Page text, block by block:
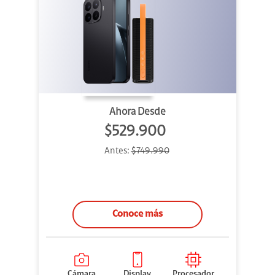
Ahora Desde
$529.900
Antes:$749.990
Conoce más